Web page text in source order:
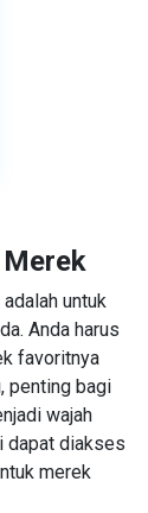
untuk
Anda harus
favoritnya
penting bagi
wajah
dapat diakses
merek